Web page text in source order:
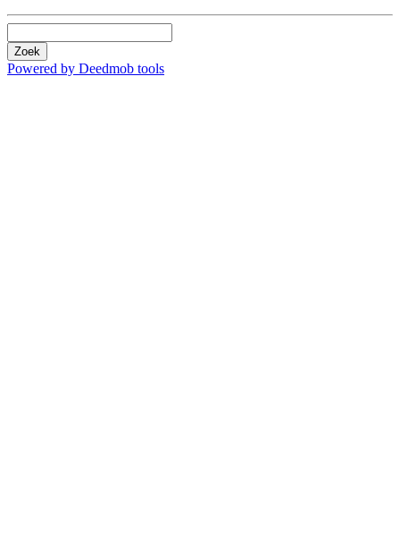
Zoek
Powered by Deedmob tools